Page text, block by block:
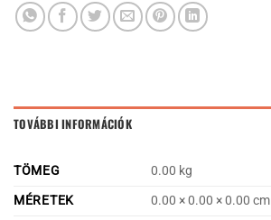
TOVÁBBI INFORMÁCIÓK
TÖMEG
0.00 kg
MÉRETEK
0.00 × 0.00 × 0.00 cm